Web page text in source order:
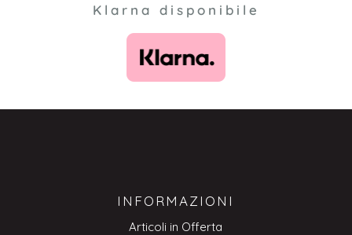
Klarna disponibile
INFORMAZIONI
Articoli in Offerta